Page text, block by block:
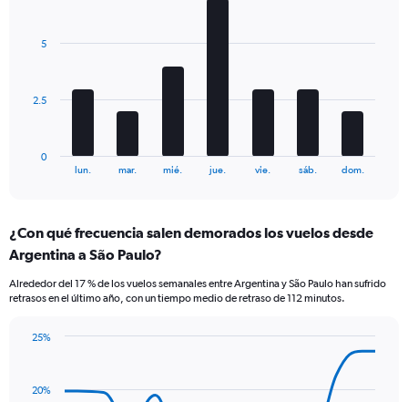
displaying
and
The
Range:
7
The
chart
displaying
lun. mar. mié. jue. vie. sáb. dom.
0
2.5
5
¿Con qué frecuencia salen demorados los vuelos desde
Argentina a São Paulo?
Alrededor del 17 % de los vuelos semanales entre Argentina y São Paulo han sufrido
retrasos en el último año, con un tiempo medio de retraso de 112 minutos.
14
20%
25%